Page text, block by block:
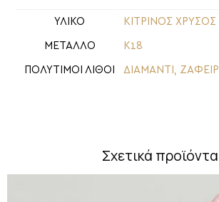
ΥΛΙΚΟ ΚΙΤΡΙΝΟΣ ΧΡΥΣΟΣ
ΜΕΤΑΛΛΟ Κ18
ΠΟΛΥΤΙΜΟΙ ΛΙΘΟΙ ΔΙΑΜΑΝΤΙ ΖΑΦΕΙΡΙ
Σχετικά προϊόντα